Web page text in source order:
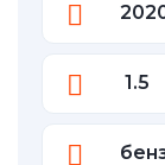
1.5